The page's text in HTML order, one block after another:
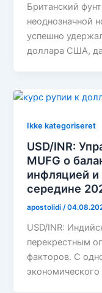
Британский
неоднозначной
успешно
доллара США,
Ikke kategoriseret
USD/INR:
MUFG о
инфляцией
середине
apostolidi /
USD/INR:
перекрестным
факторов. С